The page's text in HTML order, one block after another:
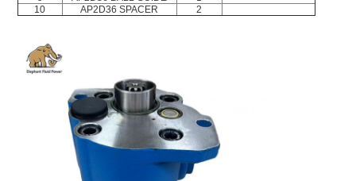
10
AP2D36 SPACER 2